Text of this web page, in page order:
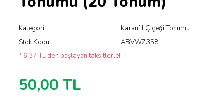
Kategori
Karanfil Çiçeği Tohumu
Stok Kodu
ABVWZ358
* 6,37 TL den başlayan taksitlerle!
50,00 TL